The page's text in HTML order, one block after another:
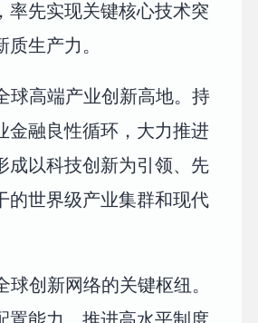
率先实现关键核心技术突
生产力。
球高端产业创新高地。持
金融良性循环，大力推进
成以科技创新为引领、先
的世界级产业集群和现代
球创新网络的关键枢纽。